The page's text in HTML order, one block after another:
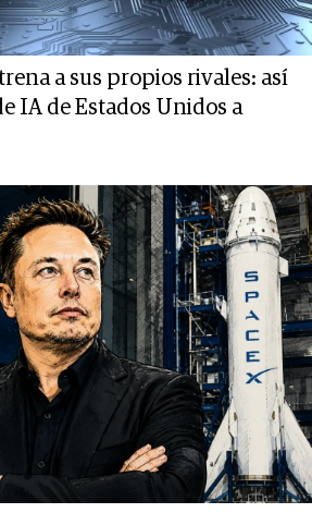
a sus propios rivales: así
IA de Estados Unidos a